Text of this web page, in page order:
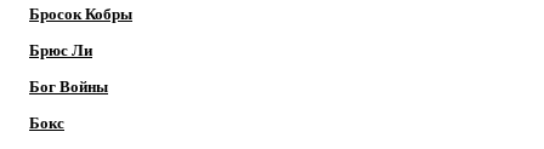
Бросок Кобры
Брюс Ли
Бог Войны
Бокс